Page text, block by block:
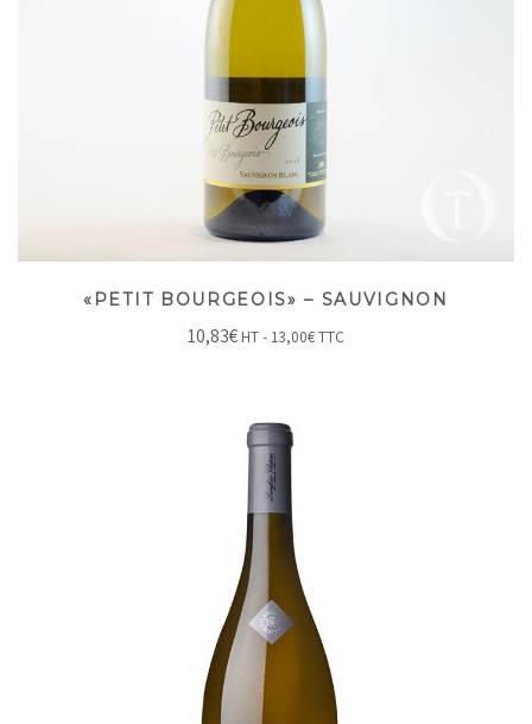
«PETIT BOURGEOIS» – SAUVIGNON
10,83€ HT - 13,00€TTC